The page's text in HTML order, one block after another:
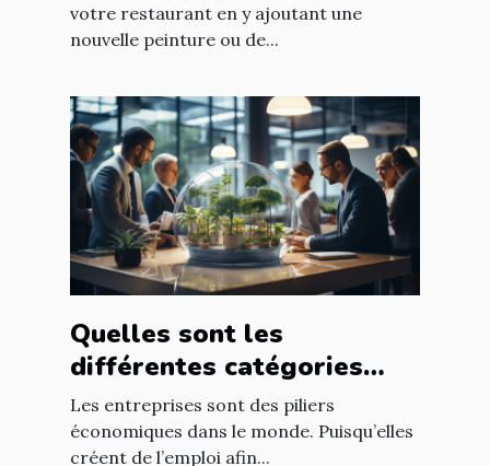
votre restaurant en y ajoutant une
nouvelle peinture ou de...
Quelles sont les
différentes catégories
d’entreprise ?
Les entreprises sont des piliers
économiques dans le monde. Puisqu’elles
créent de l’emploi afin...